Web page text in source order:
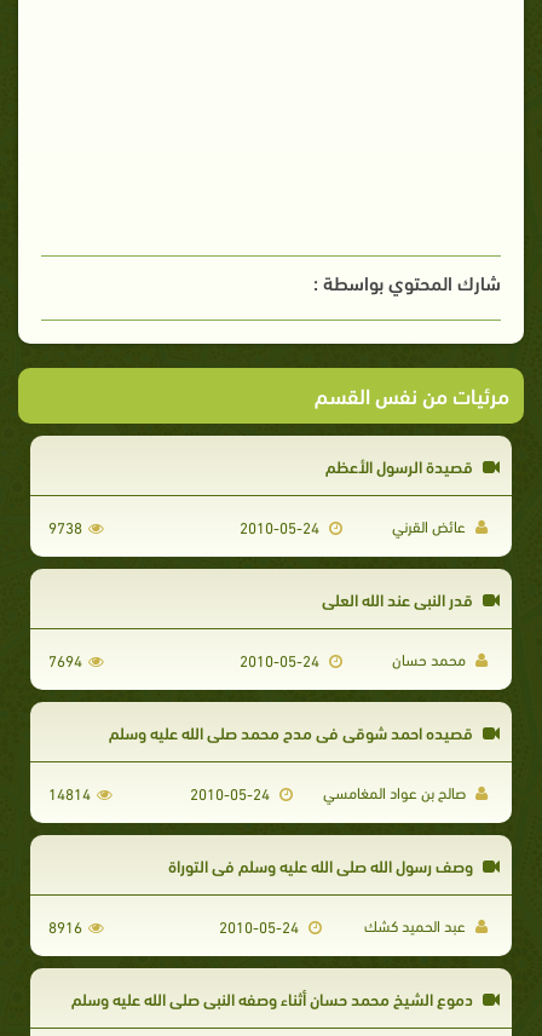
شارك المحتوي بواسطة :
مرئيات من نفس القسم
قصيدة الرسول الأعظم
عائض القرني 9738
قدر النبي عند الله العلي
محمد حسان 7694
قصيده احمد شوقي في مدح محمد صلى الله عليه وسلم
صالح بن عواد المغامسي 14814
وصف رسول الله صلى الله عليه وسلم في التوراة
عبد الحميد كشك 8916
دموع الشيخ محمد حسان أثناء وصفه النبى صلى الله عليه وسلم